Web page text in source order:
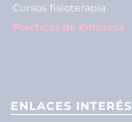
Cursos fisioterapia
Prácticas de Empresa
ENLACES INTERÉS